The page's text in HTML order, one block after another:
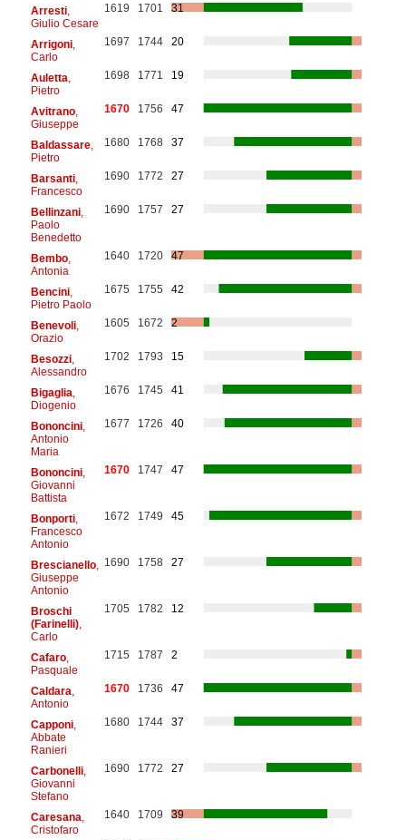
Arresti,
Giulio Cesare
1619 1701 31
Arrigoni,
Carlo
1697 1744 20
Auletta
Pietro
1698 1771 19
Avitrano,
Giuseppe
1670 1756 47
Baldassare,
Pietro
1680 1768 37
Barsanti,
Francesco
1690 1772 27
Bellinzani,
Paolo
Benedetto
1690 1757 27
Bembo,
Antonia
1640 1720 47
Bencini,
Pietro Paolo
1675 1755 42
Benevoli,
Orazio
1605 1672 2
Besozzi,
Alessandro
1702 1793 15
Bigaglia
Diogenio
1676 1745 41
Bononcini,
Antonio
Maria
1677 1726 40
Bononcini,
Giovanni
Battista
1670 1747 47
Bonporti,
Francesco
Antonio
1672 1749 45
Brescianello,
Giuseppe
Antonio
1690 1758 27
Broschi
(Farinelli),
Carlo
1705 1782 12
Cafaro,
Pasquale
1715 1787 2
Caldara
Antonio
1670 1736 47
Capponi,
Abbate
Ranieri
1680 1744 37
Carbonelli,
Giovanni
Stefano
1690 1772 27
Caresana
Cristofaro
1640 1709 39